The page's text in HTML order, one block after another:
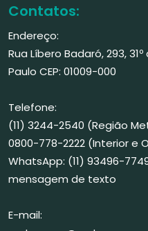
Contatos:
Endereço:
Rua Líbero Badaró, 293,
Paulo CEP: 01009-000
Telefone:
(11) 3244-2540 (Região
0800-778-2222 (Interior e
WhatsApp: (11) 93496-
mensagem de texto
E-mail: